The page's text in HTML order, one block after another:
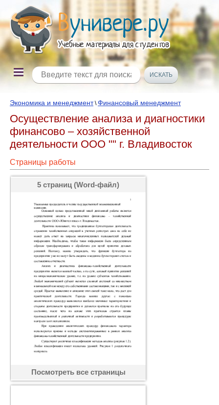
Экономика и менеджмент\Финансовый менеджмент
Осуществление анализа и диагностики
финансово – хозяйственной
деятельности ООО "" г. Владивосток
Страницы работы
5 страниц (Word-файл)
Посмотреть все страницы